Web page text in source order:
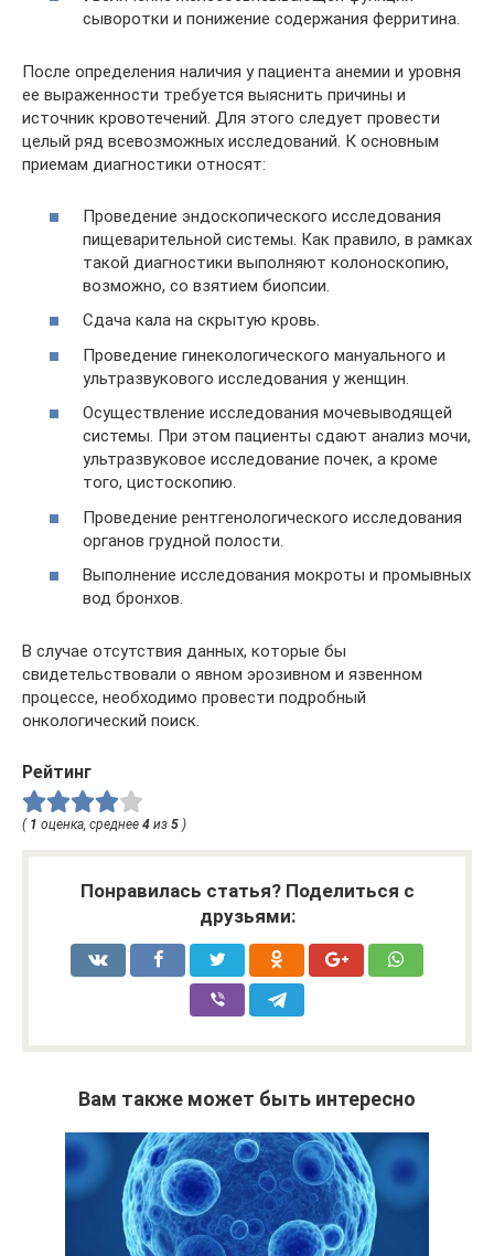
сыворотки и понижение содержания ферритина.
После определения наличия у пациента анемии и уровня
ее выраженности требуется выяснить причины и
источник кровотечений. Для этого следует провести
целый ряд всевозможных исследований. К основным
приемам диагностики относят:
Проведение эндоскопического исследования
пищеварительной системы. Как правило, в рамках
такой диагностики выполняют колоноскопию,
возможно, со взятием биопсии.
Сдача кала на скрытую кровь.
Проведение гинекологического мануального и
ультразвукового исследования у женщин.
Осуществление исследования мочевыводящей
системы. При этом пациенты сдают анализ мочи,
ультразвуковое исследование почек, а кроме
того, цистоскопию.
Проведение рентгенологического исследования
органов грудной полости.
Выполнение исследования мокроты и промывных
вод бронхов.
В случае отсутствия данных, которые бы
свидетельствовали о явном эрозивном и язвенном
процессе, необходимо провести подробный
онкологический поиск.
Рейтинг
( 1 оценка, среднее 4 из 5 )
Понравилась статья? Поделиться с
друзьями:
Вам также может быть интересно